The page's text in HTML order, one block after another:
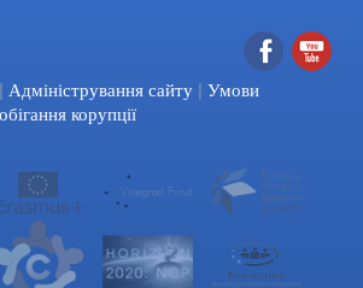
Facebook
| Адміністрування сайту | Умови
корупції